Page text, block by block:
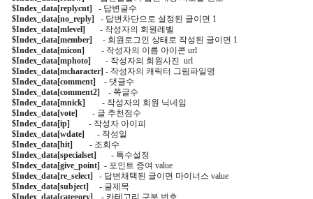
$Index_data[replycnt]
   - 답변글수
$Index_data[no_reply]
   - 답변차단으로 설정된 글이면 1
$Index_data[mlevel]
       - 작성자의 회원레벨
$Index_data[member]
     - 회원로그인 상태로 작성된 글이면 1
$Index_data[micon]
        - 작성자의 이름 아이콘 url
$Index_data[mphoto]
       - 작성자의 회원사진  url
$Index_data[mcharacter] - 작성자의 캐릭터 그림파일명
$Index_data[comment]
    - 댓글수
$Index_data[comment2]
    - 쪽글수
$Index_data[mnick]
        - 작성자의 회원 닉네임
$Index_data[vote]
       - 글 추천점수
$Index_data[ip]
         - 작성자 아이피
$Index_data[wdate]
      - 작성일
$Index_data[hit]
        - 조회수
$Index_data[specialset]
       - 특수설정
$Index_data[give_point]
  - 포인트 증여 value
$Index_data[re_select]
   - 답변채택된 글이면 마이너스 value
$Index_data[subject]
     - 글제목
$Index_data[category]
    - 카테고리 구분 번호